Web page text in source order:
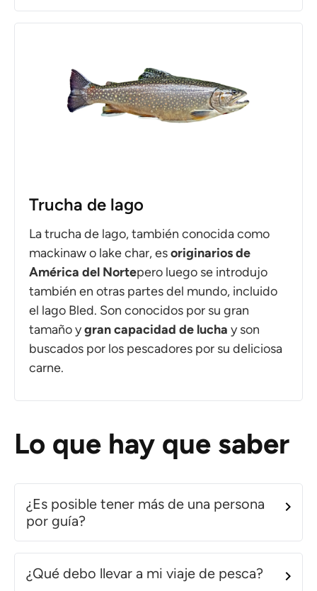
Trucha de lago
La trucha de lago, también conocida como
mackinaw o lake char, esoriginarios de
América del Nortepero luego se introdujo
también en otras partes del mundo, incluido
el lago Bled. Son conocidos por su gran
tamaño ygran capacidad de lucha y son
buscados por los pescadores por su deliciosa
carne.
Lo que hay que saber
¿Es posible tener más de una persona
por guía?
¿Qué debo llevar a mi viaje de pesca?